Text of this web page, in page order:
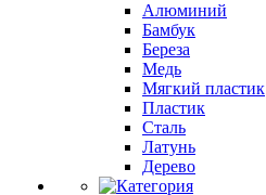
Алюминий
Бамбук
Береза
Медь
Мягкий пластик
Пластик
Сталь
Латунь
Дерево